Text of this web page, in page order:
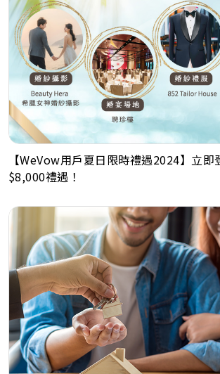
【WeVow用戶夏日限時禮遇2024】立即
$8,000禮遇！